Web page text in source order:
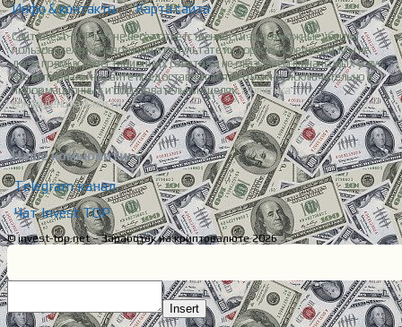
Инфо & контакты | Карта сайта
Сайт Invest-TOP.net не несет ответственности за возможные убытки
пользователей, понесенные в результате их торговых решений. Мы не
даем прямых инвестиционных советов и не оказываем финансовых услуг.
Все материалы на сайте предоставляются бесплатно, исключительно в
информационных и образовательных целях.Политика
конфиденциальности.
Наше комьюнити:
Telegram канал
Чат Invest TOP
© invest-top.net – Заработок на криптовалюте 2026
Insert